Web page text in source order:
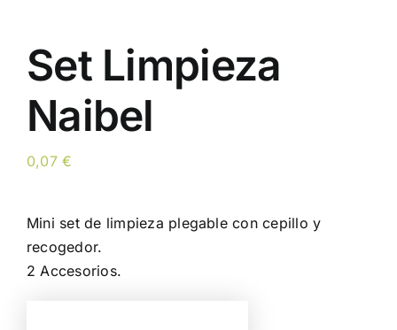
Set Limpieza
Naibel
0,07€
Mini set de limpieza plegable con cepillo y
recogedor.
2 Accesorios.